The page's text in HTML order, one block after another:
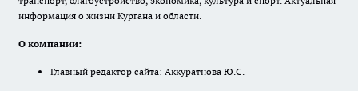
информация о жизни Кургана и области.
О компании:
Главный редактор сайта: Аккуратнова Ю.С.